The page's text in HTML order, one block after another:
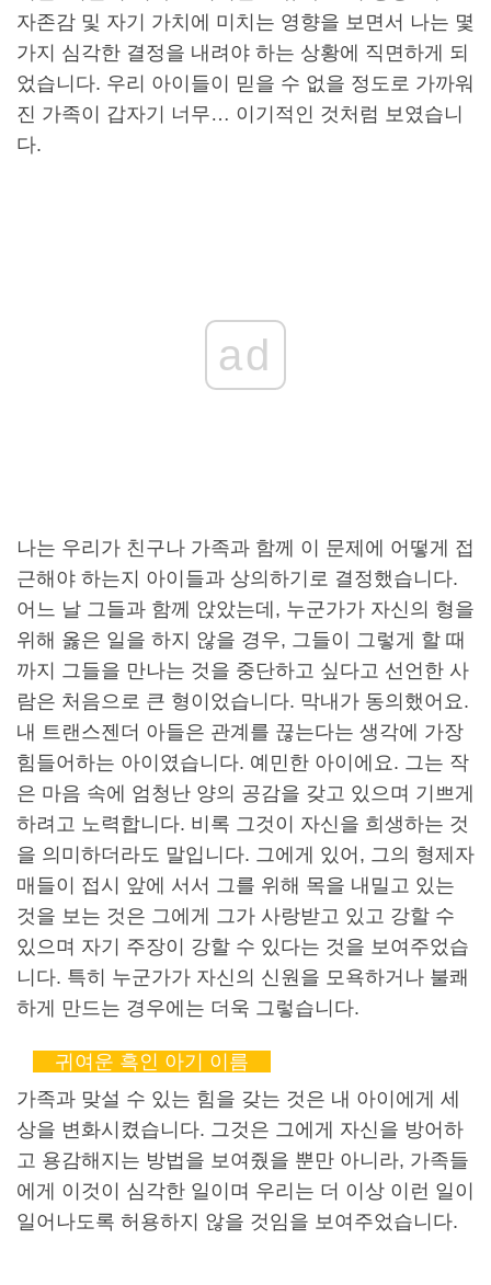
자존감 및 자기 가치에 미치는 영향을 보면서 나는 몇
가지 심각한 결정을 내려야 하는 상황에 직면하게 되
었습니다. 우리 아이들이 믿을 수 없을 정도로 가까워
진 가족이 갑자기 너무… 이기적인 것처럼 보였습니
다.
ad
나는 우리가 친구나 가족과 함께 이 문제에 어떻게 접
근해야 하는지 아이들과 상의하기로 결정했습니다.
어느 날 그들과 함께 앉았는데, 누군가가 자신의 형을
위해 옳은 일을 하지 않을 경우, 그들이 그렇게 할 때
까지 그들을 만나는 것을 중단하고 싶다고 선언한 사
람은 처음으로 큰 형이었습니다. 막내가 동의했어요.
내 트랜스젠더 아들은 관계를 끊는다는 생각에 가장
힘들어하는 아이였습니다. 예민한 아이에요. 그는 작
은 마음 속에 엄청난 양의 공감을 갖고 있으며 기쁘게
하려고 노력합니다. 비록 그것이 자신을 희생하는 것
을 의미하더라도 말입니다. 그에게 있어, 그의 형제자
매들이 접시 앞에 서서 그를 위해 목을 내밀고 있는
것을 보는 것은 그에게 그가 사랑받고 있고 강할 수
있으며 자기 주장이 강할 수 있다는 것을 보여주었습
니다. 특히 누군가가 자신의 신원을 모욕하거나 불쾌
하게 만드는 경우에는 더욱 그렇습니다.
귀여운 흑인 아기 이름
가족과 맞설 수 있는 힘을 갖는 것은 내 아이에게 세
상을 변화시켰습니다. 그것은 그에게 자신을 방어하
고 용감해지는 방법을 보여줬을 뿐만 아니라, 가족들
에게 이것이 심각한 일이며 우리는 더 이상 이런 일이
일어나도록 허용하지 않을 것임을 보여주었습니다.